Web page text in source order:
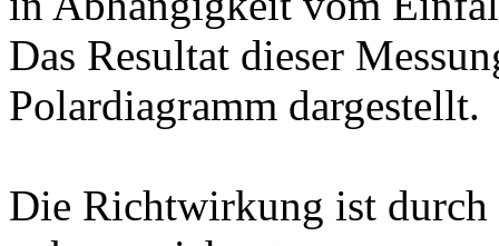
Das Resultat dieser
Polardiagramm dargestellt.
Die Richtwirkung ist durch